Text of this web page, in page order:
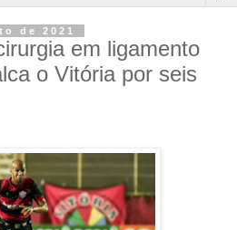
de 2021
em ligamento
o Vitória por seis